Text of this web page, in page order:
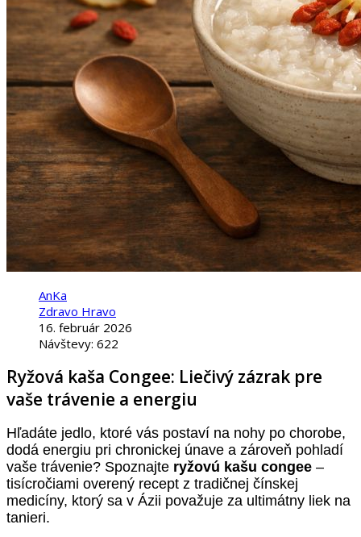
AnKa
Zdravo Hravo
16. február 2026
Návštevy: 622
Ryžová kaša Congee: Liečivý zázrak pre
vaše trávenie a energiu
Hľadáte jedlo, ktoré vás postaví na nohy po chorobe,
dodá energiu pri chronickej únave a zároveň pohladí
vaše trávenie? Spoznajte ryžovú kašu congee –
tisícročiami overený recept z tradičnej čínskej
medicíny, ktorý sa v Ázii považuje za ultimátny liek na
tanieri.